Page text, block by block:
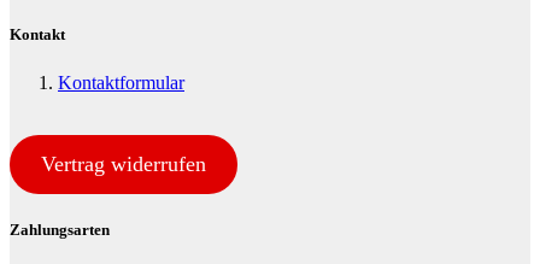
Kontakt
Kontaktformular
Vertrag widerrufen
Zahlungsarten